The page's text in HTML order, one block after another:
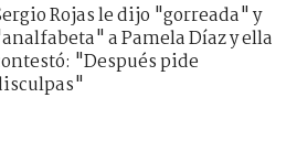
Rojas le dijo "gorreada" y
a Pamela Díaz y ella
"Después pide